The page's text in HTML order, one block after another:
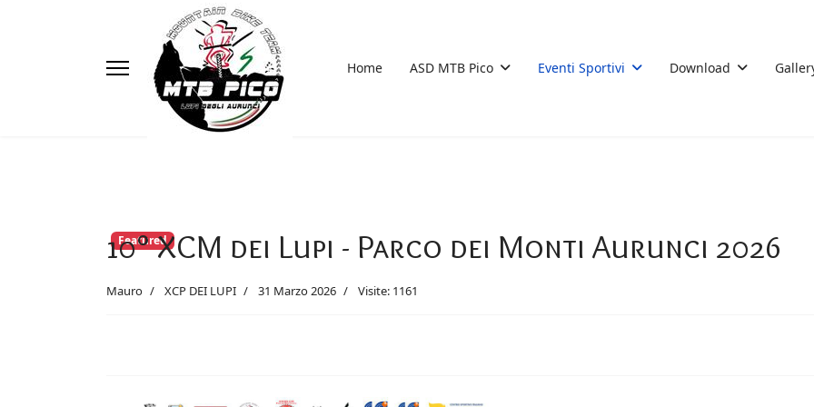
Home ASD MTB Pico Eventi Sportivi Download
Featured
10° XCM dei Lupi - Parco dei Monti Aurunci 2026
Mauro XCP DEI LUPI 31 Marzo 2026 Visite: 1161